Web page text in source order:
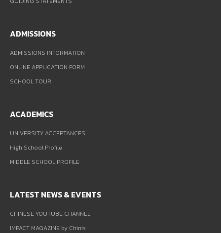
ADMISSIONS
ADMISSIONS INFORMATION
ONLINE APPLICATION FORM
SCHOOL TOUR
ACADEMICS
UNIVERSITY ACCEPTANCES
High School Profile
MIDDLE SCHOOL PROFILE
LATEST NEWS & EVENTS
CHINESE YOUTUBE CHANNEL
IMPACT MAGAZINE by Chinis